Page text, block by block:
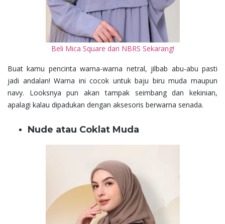
Beli Mica Square dari NBRS Sekarang!
Buat kamu pencinta warna-warna netral, jilbab abu-abu pasti
jadi andalan! Warna ini cocok untuk baju biru muda maupun
navy. Looksnya pun akan tampak seimbang dan kekinian,
apalagi kalau dipadukan dengan aksesoris berwarna senada.
Nude atau Coklat Muda